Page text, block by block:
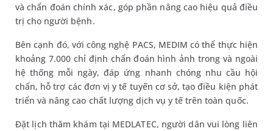
và chẩn đoán chính xác, góp phần nâng cao hiệu quả điều
trị cho người bệnh.
Bên cạnh đó, với công nghệ PACS, MEDIM có thể thực hiện
khoảng 7.000 chỉ định chẩn đoán hình ảnh trong và ngoài
hệ thống mỗi ngày, đáp ứng nhanh chóng nhu cầu hội
chẩn, hỗ trợ các đơn vị y tế tuyến cơ sở, tạo điều kiện phát
triển và nâng cao chất lượng dịch vụ y tế trên toàn quốc.
Đặt lịch thăm khám tại MEDLATEC, người dân vui lòng liên